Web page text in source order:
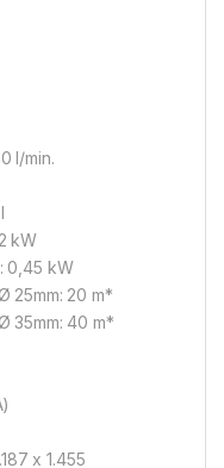
l/min.
kW
0,45 kW
25mm: 20 m*
35mm: 40 m*
x 1.455